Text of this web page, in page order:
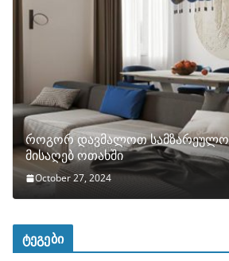
როგორ დავმალოთ
მისაღებ ოთახში
October 27, 2024
ტეგები